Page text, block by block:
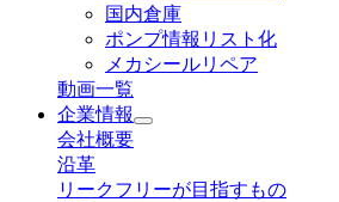
国内倉庫
ポンプ情報リスト化
メカシールリペア
動画一覧
企業情報
会社概要
沿革
リークフリーが目指すもの